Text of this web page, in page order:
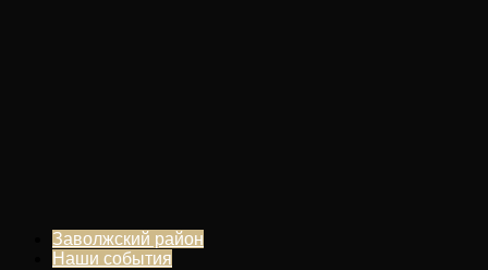
Заволжский район
Наши события